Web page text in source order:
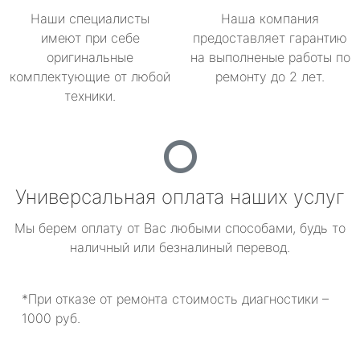
Наши специалисты
имеют при себе
оригинальные
комплектующие от любой
техники.
Наша компания
предоставляет гарантию
на выполненые работы по
ремонту до 2 лет.
Универсальная оплата наших услуг
Мы берем оплату от Вас любыми способами, будь то
наличный или безналиный перевод.
*При отказе от ремонта стоимость диагностики –
1000 руб.